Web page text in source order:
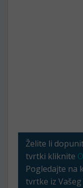
Želite li
tvrtki kliknite
Pogledajte na
tvrtke iz